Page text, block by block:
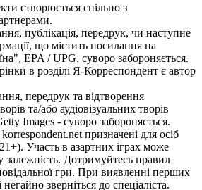
створюється спільно з
публікація, передрук, чи наступне
що містить посилання на
EPA / UPG, суворо забороняється.
в розділі Я-Корреспондент є автор
передрук та відтворення
та/або аудіовізуальних творів
Images - суворо забороняється.
призначені для осіб
Участь в азартних іграх може
залежність. Дотримуйтесь правил
гри. При виявленні перших
зверніться до спеціаліста.